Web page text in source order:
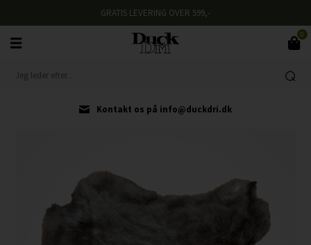
GRATIS LEVERING OVER 599,-
0
Kontakt os på info@duckdri.dk